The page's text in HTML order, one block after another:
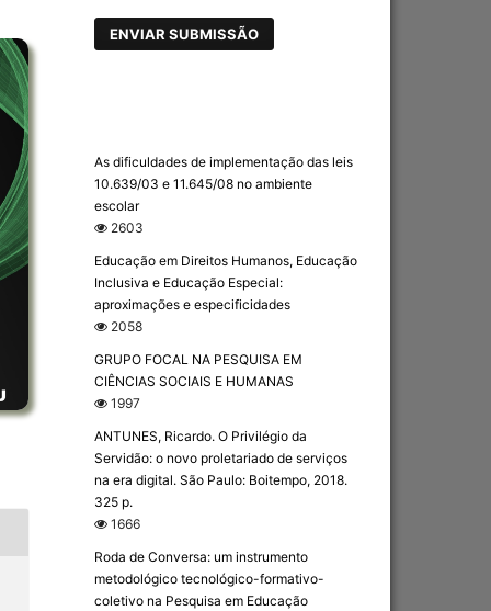
ENVIAR SUBMISSÃO
As dificuldades de implementação das leis
10.639/03 e 11.645/08 no ambiente
escolar
2603
Educação em Direitos Humanos, Educação
Inclusiva e Educação Especial:
aproximações e especificidades
2058
GRUPO FOCAL NA PESQUISA EM
CIÊNCIAS SOCIAIS E HUMANAS
1997
ANTUNES, Ricardo. O Privilégio da
Servidão: o novo proletariado de serviços
na era digital. São Paulo: Boitempo, 2018.
325 p.
1666
Roda de Conversa: um instrumento
metodológico tecnológico-formativo-
coletivo na Pesquisa em Educação